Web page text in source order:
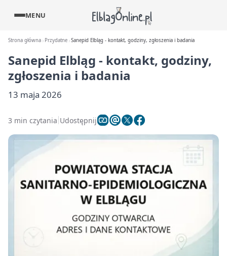
MENU
Strona główna Przydatne Sanepid Elbląg - kontakt, godziny, zgłoszenia i badania
Sanepid Elbląg - kontakt, godziny,
zgłoszenia i badania
13 maja 2026
3 min czytania Udostępnij